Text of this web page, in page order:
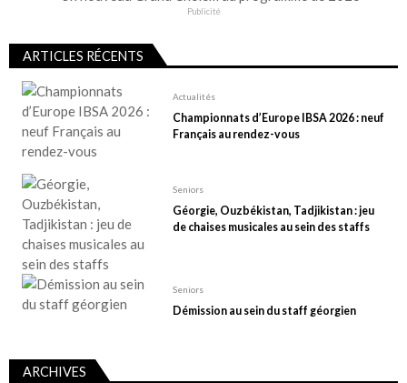
Publicité
ARTICLES RÉCENTS
Actualités
Championnats d’Europe IBSA 2026 : neuf
Français au rendez-vous
Seniors
Géorgie, Ouzbékistan, Tadjikistan : jeu
de chaises musicales au sein des staffs
Seniors
Démission au sein du staff géorgien
ARCHIVES